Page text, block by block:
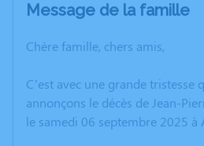
Message de la famille
Chère famille, chers amis,
C’est avec une grande tristesse
annonçons le décès de Jean-
le samedi 06 septembre 2025 à